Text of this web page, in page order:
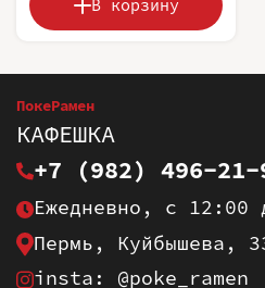
В корзину
ПокеРамен
КАФЕШКА
+7 (982) 496-21-
Ежедневно, с 12:00
Пермь, Куйбышева,
insta: @poke_ramen